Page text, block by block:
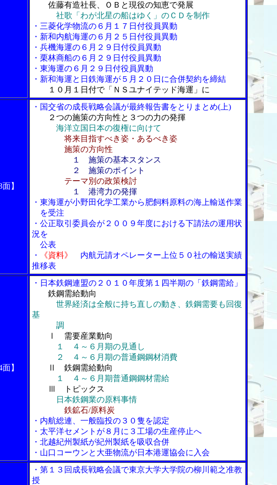
佐藤有造社長、ＯＢと現役の知恵で発展
社歌「わが北星の船はゆく」のＣＤを制作
・三菱化学物流の６月１７日付役員異動
・新和内航海運の６月２５日付役員異動
・兵機海運の６月２９日付役員異動
・栗林商船の６月２９日付役員異動
・東海運の６月２９日付役員異動
・新和海運と日鉄海運が５月２０日に合併契約を締結
１０月１日付で「ＮＳユナイテッド海運」に
】
・国交省の成長戦略会議が最終報告書をとりまとめ(上)
２つの施策の方向性と３つの力の発揮
海洋立国日本の復権に向けて
将来目指すべき姿・あるべき姿
施策の方向性
１ 施策の基本スタンス
２ 施策のポイント
テーマ別の政策検討
１ 港湾力の発揮
・東海運が小野田化学工業から肥飼料原料の海上輸送作業
を受注
・公正取引委員会が２００９年度における下請法の運用状
況を
公表
・
《資料》
内航元請オペレーター上位５０社の輸送実績
推移表
】
・日本鉄鋼連盟の２０１０年度第１四半期の「鉄鋼需給」
鉄鋼需給動向
世界経済は全般に持ち直しの動き、鉄鋼需要も回復
基
調
Ⅰ 需要産業動向
１ ４～６月期の見通し
２ ４～６月期の普通鋼鋼材消費
Ⅱ 鉄鋼需給動向
１ ４～６月期普通鋼鋼材需給
Ⅲ トピックス
日本鉄鋼業の原料事情
鉄鉱石/原料炭
・内航総連、一般臨投の３０隻を認定
・太平洋セメントが８月に３工場の生産停止へ
・北越紀州製紙が紀州製紙を吸収合併
・山口コーウンと大亜物流が日本港運協会に入会
・第１３回成長戦略会議で東京大学大学院の柳川範之准教
授